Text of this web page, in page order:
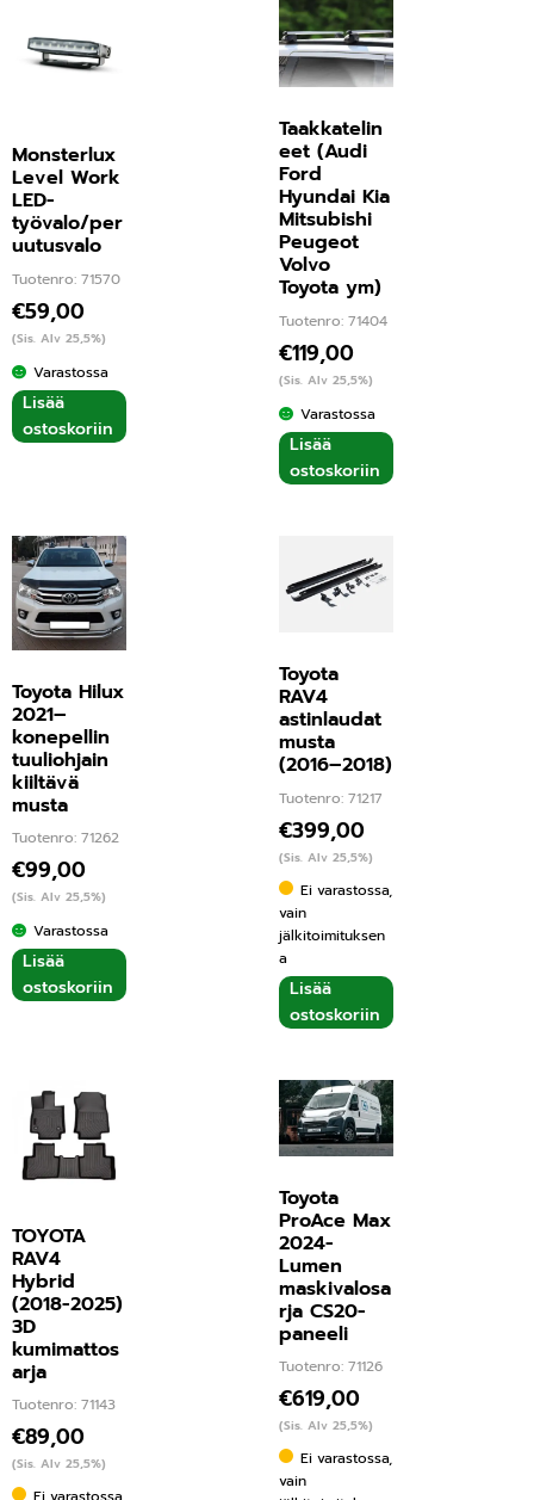
Monsterlux
Level Work
LED-
työvalo/per
uutusvalo
Tuotenro: 71570
€59,00
(Sis. Alv 25,5%)
Varastossa
Lisää
ostoskoriin
Taakkatelin
eet (Audi
Ford
Hyundai Kia
Mitsubishi
Peugeot
Volvo
Toyota ym)
Tuotenro: 71404
€119,00
(Sis. Alv 25,5%)
Varastossa
Lisää
ostoskoriin
Toyota Hilux
2021–
konepellin
tuuliohjain
kiiltävä
musta
Tuotenro: 71262
€99,00
(Sis. Alv 25,5%)
Varastossa
Lisää
ostoskoriin
Toyota
RAV4
astinlaudat
musta
(2016–2018)
Tuotenro: 71217
€399,00
(Sis. Alv 25,5%)
Ei varastossa,
vain
jälkitoimituksen
a
Lisää
ostoskoriin
TOYOTA
RAV4
Hybrid
(2018-2025)
3D
kumimattos
arja
Tuotenro: 71143
€89,00
(Sis. Alv 25,5%)
Toyota
ProAce Max
2024-
Lumen
maskivalosa
rja CS20-
paneeli
Tuotenro: 71126
€619,00
(Sis. Alv 25,5%)
Ei varastossa,
vain